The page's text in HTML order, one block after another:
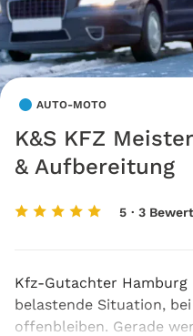
AUTO-MOTO
K&S KFZ
& Aufbereitung
5 · 3
Kfz-Gutachter
belastende Situation,
offenbleiben. Gerade